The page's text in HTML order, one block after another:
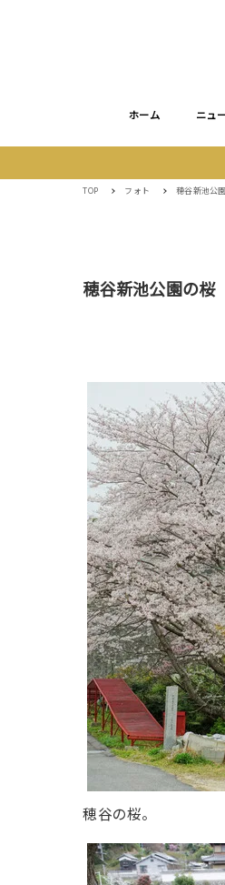
ホーム ニュ
TOP フォト 穂谷新池公
穂谷新池公園の桜
穂谷の桜。